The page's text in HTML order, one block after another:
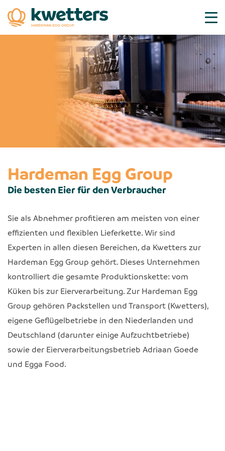
Hardeman Egg Group
Die besten Eier für den Verbraucher
Sie als Abnehmer profitieren am meisten von einer
effizienten und flexiblen Lieferkette. Wir sind
Experten in allen diesen Bereichen, da Kwetters zur
Hardeman Egg Group gehört. Dieses Unternehmen
kontrolliert die gesamte Produktionskette: vom
Küken bis zur Eierverarbeitung. Zur Hardeman Egg
Group gehören Packstellen und Transport (Kwetters),
eigene Geflügelbetriebe in den Niederlanden und
Deutschland (darunter einige Aufzuchtbetriebe)
sowie der Eierverarbeitungsbetrieb Adriaan Goede
und Egga Food.